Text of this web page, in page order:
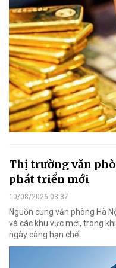
Thị trường văn
phát triển mới
10/08/2026 03:37
Nguồn cung văn phòng Hà
và các khu vực mới, trong
ngày càng hạn chế.